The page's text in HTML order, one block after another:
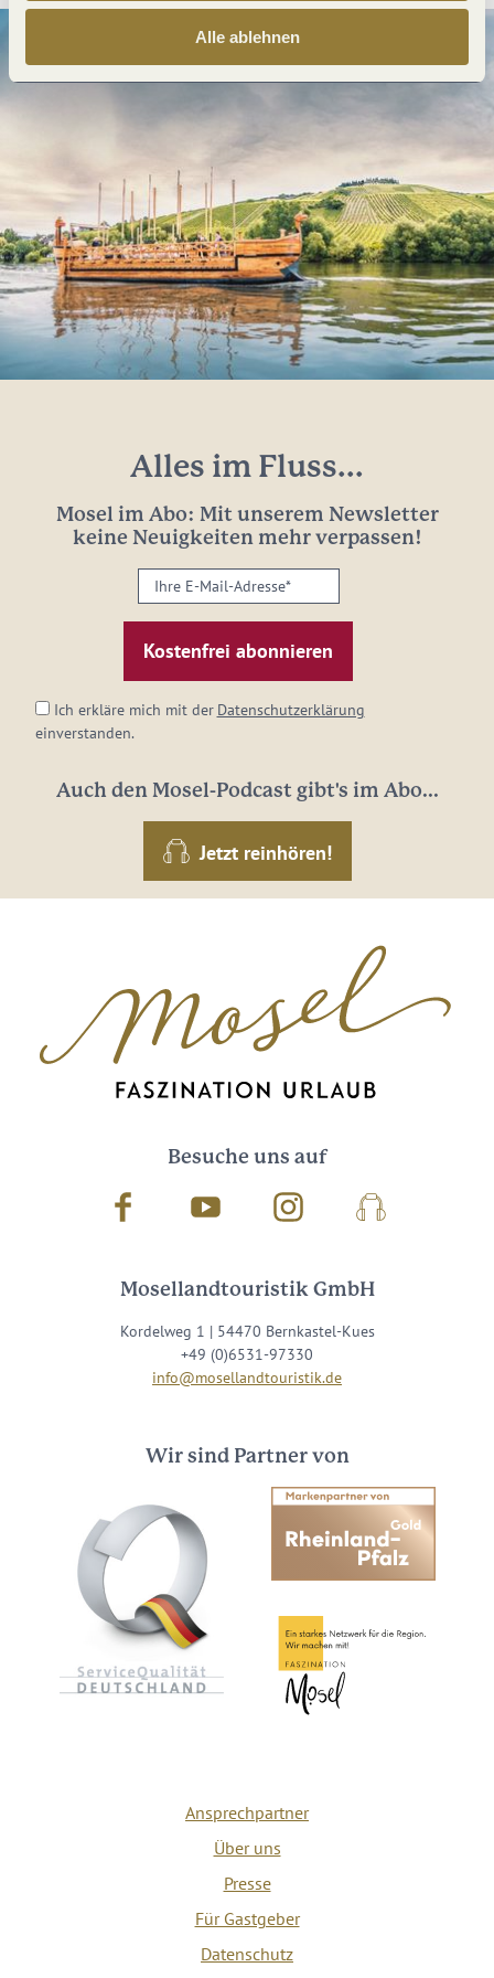
Alle ablehnen
Alles im Fluss...
Mosel im Abo: Mit unserem Newsletter
keine Neuigkeiten mehr verpassen!
Ihre
E-
Mail-
Adresse:
Ich erkläre mich mit der Datenschutzerklärung
einverstanden.
Auch den Mosel-Podcast gibt's im Abo...
Jetzt reinhören!
Besuche uns auf
Facebook Youtube InstagramPodcast
Mosellandtouristik GmbH
Kordelweg 1 | 54470 Bernkastel-Kues
+49 (0)6531-97330
info@mosellandtouristik.de
Wir sind Partner von
Ansprechpartner
Über uns
Presse
Für Gastgeber
Datenschutz